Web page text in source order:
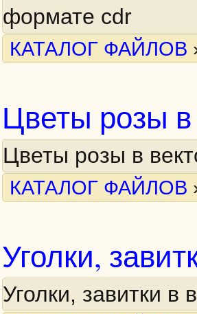
формате cdr
КАТАЛОГ ФАЙЛОВ
Цветы розы в
Цветы розы в
КАТАЛОГ ФАЙЛОВ
Уголки,
Уголки, завитки